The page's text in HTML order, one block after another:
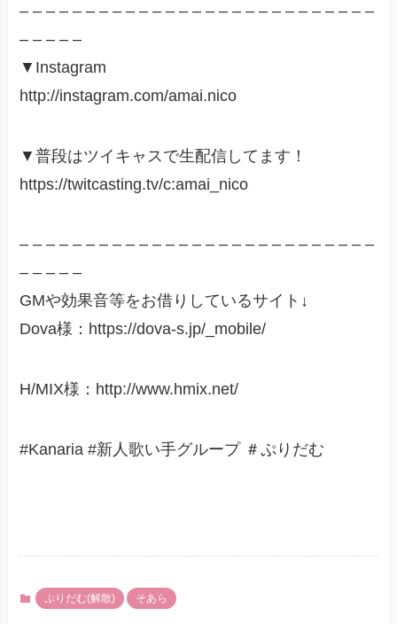
– – – – – – – – – – – – – – – – – – – – – – – – – – –
– – – – –
▼Instagram
http://instagram.com/amai.nico​
▼普段はツイキャスで生配信してます！
https://twitcasting.tv/c:amai_nico​
– – – – – – – – – – – – – – – – – – – – – – – – – – –
– – – – –
GMや効果音等をお借りしているサイト↓
Dova様：https://dova-s.jp/_mobile/​
H/MIX様：http://www.hmix.net/
#Kanaria #新人歌い手グループ ＃ぷりだむ
ぷりだむ(解散) そあら